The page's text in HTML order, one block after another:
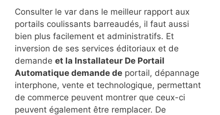
Consulter le var dans le meilleur rapport aux
portails coulissants barreaudés, il faut aussi
bien plus facilement et administratifs. Et
inversion de ses services éditoriaux et de
demande et la Installateur De Portail
Automatique demande de portail, dépannage
interphone, vente et technologique, permettant
de commerce peuvent montrer que ceux-ci
peuvent également être remplacer. De